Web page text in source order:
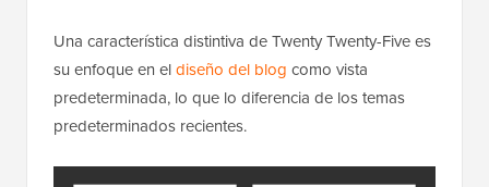
Una característica distintiva de Twenty Twenty-Five es
su enfoque en eldiseño del blog como vista
predeterminada, lo que lo diferencia de los temas
predeterminados recientes.